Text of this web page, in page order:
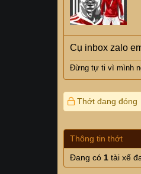
Cụ inbox zalo
Đừng tự ti vì mình
Thớt đang đóng
Thông tin thớt
Đang có 1 tài xế